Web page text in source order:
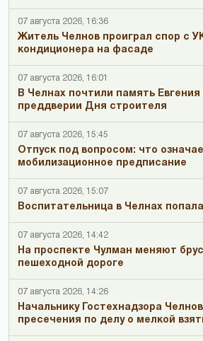
07 августа 2026, 16:36
Житель Челнов проиграл спор с
кондиционера на фасаде
07 августа 2026, 16:01
В Челнах почтили память Евгения
преддверии Дня строителя
07 августа 2026, 15:45
Отпуск под вопросом: что
мобилизационное предписание
07 августа 2026, 15:07
Воспитательница в Челнах
07 августа 2026, 14:42
На проспекте Чулман меняют
пешеходной дороге
07 августа 2026, 14:26
Начальнику Гостехнадзора
пресечения по делу о мелкой